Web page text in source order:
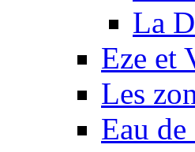
La
Eze et
Les
Eau